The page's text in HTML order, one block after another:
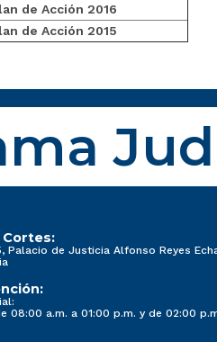
de Acción 2016
de Acción 2015
Cortes:
Palacio de Justicia Alfonso Reyes
08:00 a.m. a 01:00 p.m. y de 02:00